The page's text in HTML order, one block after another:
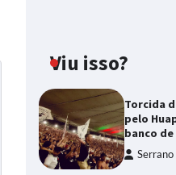
Viu isso?
Torcida
pelo
banco de
Serrano